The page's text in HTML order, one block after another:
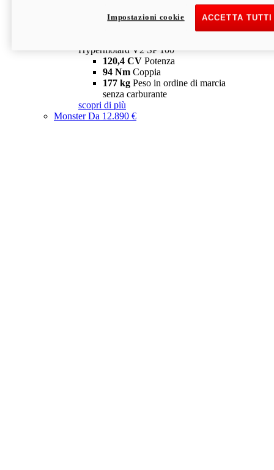
Depotenziata 35 kW: 18.890 € i
configura scopri di più
Hypermotard V2 SP 100
120,4 CV Potenza
94 Nm Coppia
177 kg Peso in ordine di marcia
senza carburante
scopri di più
MonsterDa 12.890 €
ACCETTA
Impostazioni cookie